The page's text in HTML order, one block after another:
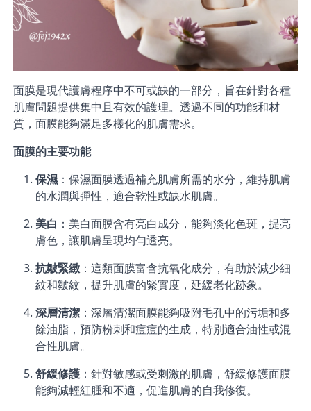
面膜是現代護膚程序中不可或缺的一部分，旨在針對各種
肌膚問題提供集中且有效的護理。透過不同的功能和材
質，面膜能夠滿足多樣化的肌膚需求。
面膜的主要功能
保濕：保濕面膜透過補充肌膚所需的水分，維持肌膚
的水潤與彈性，適合乾性或缺水肌膚。
美白 ：美白面膜含有亮白成分，能夠淡化色斑，提亮
膚色，讓肌膚呈現均勻透亮。
抗皺緊緻：這類面膜富含抗氧化成分，有助於減少細
紋和皺紋，提升肌膚的緊實度，延緩老化跡象。
深層清潔：深層清潔面膜能夠吸附毛孔中的污垢和多
餘油脂，預防粉刺和痘痘的生成，特別適合油性或混
合性肌膚。
舒緩修護：針對敏感或受刺激的肌膚，舒緩修護面膜
能夠減輕紅腫和不適，促進肌膚的自我修復。